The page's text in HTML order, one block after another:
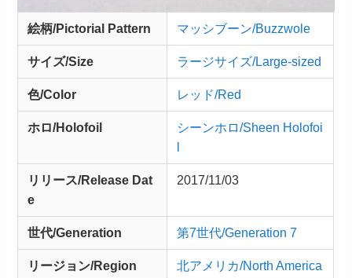
絵柄/Pictorial Pattern マッシブーン/Buzzwole
サイズ/Size ラージサイズ/Large-sized
色/Color レッド/Red
ホロ/Holofoil
シーンホロ/Sheen Holofoi
l
リリース/Release Dat
e
2017/11/03
世代/Generation 第7世代/Generation 7
リージョン/Region 北アメリカ/North America